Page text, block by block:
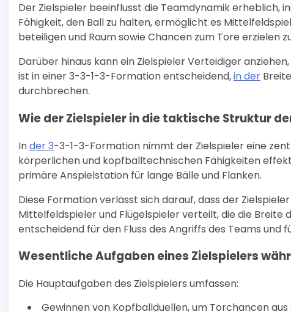
Der Zielspieler beeinflusst die Teamdynamik erheblich,
Fähigkeit, den Ball zu halten, ermöglicht es
beteiligen und Raum sowie Chancen zum Tore erzielen
Darüber hinaus kann ein Zielspieler Verteidiger
ist in einer 3-3-1-3-Formation entscheidend,in der
durchbrechen.
Wie der Zielspieler in die taktische Struktur
Inder 3-3-1-3-Formation nimmt der Zielspieler eine
körperlichen und kopfballtechnischen Fähigkeiten
primäre Anspielstation für lange Bälle und Flanken.
Diese Formation verlässt sich darauf, dass der
Mittelfeldspieler und Flügelspieler verteilt, die die Breite
entscheidend für den Fluss des Angriffs des Teams
Wesentliche Aufgaben eines Zielspielers
Die Hauptaufgaben des Zielspielers umfassen:
Gewinnen von Kopfballduellen, um Torchancen